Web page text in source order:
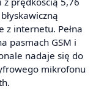
z internetu. Pełna
pasmach GSM i
nadaje się do
mikrofonu